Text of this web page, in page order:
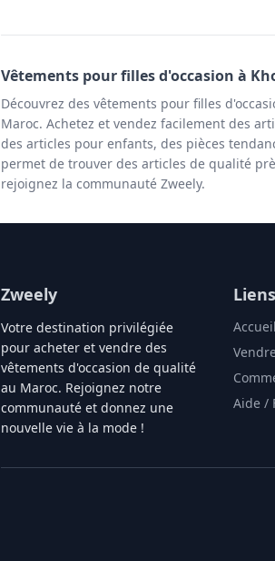
Vêtements pour fillesd'occasion à
Découvrez des vêtements pour filles
Maroc. Achetez et vendez facilement des
des articles pour enfants, des pièces
permet de trouver des articles de qualité
rejoignez la communauté Zweely.
Zweely
Votre destination privilégiée
pour acheter et vendre des
vêtements d'occasion de qualité
au Maroc. Rejoignez notre
communauté et donnez une
nouvelle vie à la mode !
Accueil
Aide /